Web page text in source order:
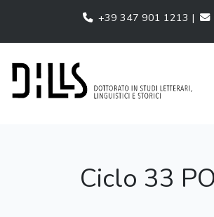
+39 347 901 1213 |
Ciclo 33